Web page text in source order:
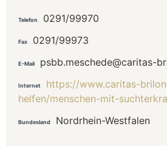
Telefon 0291/99970
Fax 0291/99973
E-Mail psbb.meschede@caritas-
Internet
https://www.caritas-
helfen/menschen-mit-
Bundesland Nordrhein-Westfalen